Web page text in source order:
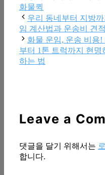
화물퀵
우리 동네부터 지방
임 계산법과 운송비 견
화물 운임, 운송 비용!
부터 1톤 트럭까지 현명
하는 법
Leave a
댓글을 달기 위해서는
합니다.